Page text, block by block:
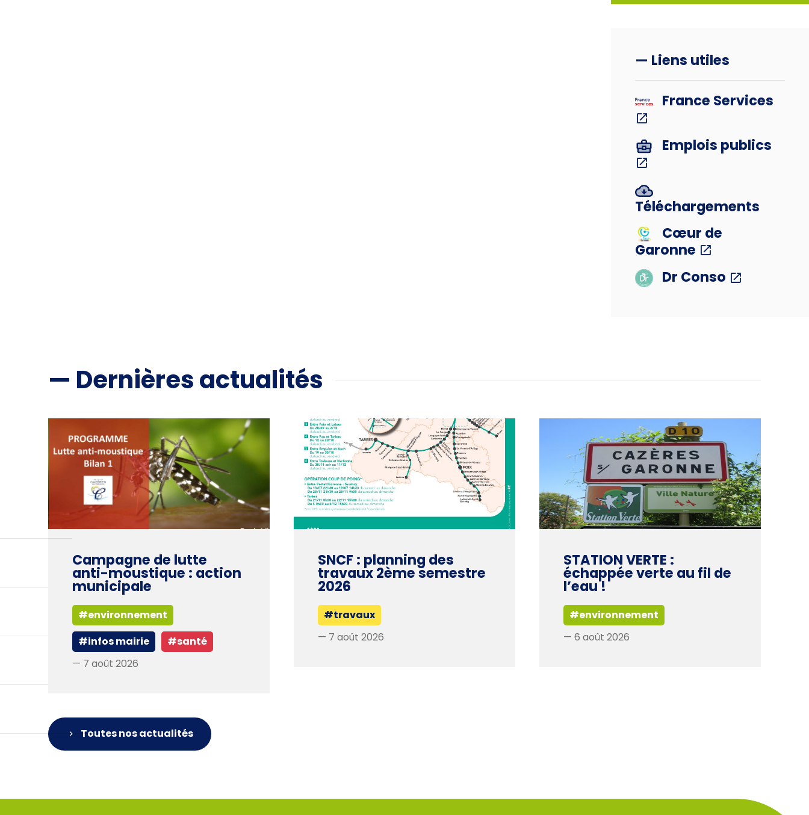
— Liens utiles
France Services
Emplois publics
Téléchargements
Cœur de
Garonne
Dr Conso
— Dernières actualités
Campagne de lutte
anti-moustique : action
municipale
#environnement
#infos mairie
#santé
— 7 août 2026
SNCF : planning des
travaux 2ème semestre
2026
#travaux
— 7 août 2026
STATION VERTE :
échappée verte au fil de
l’eau !
#environnement
— 6 août 2026
Toutes nos actualités